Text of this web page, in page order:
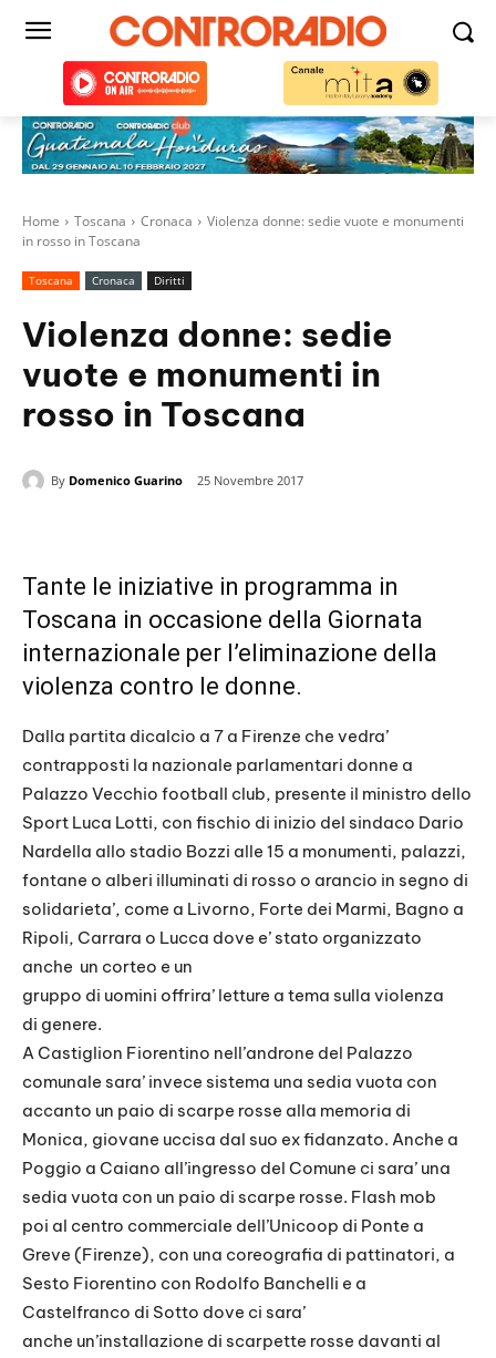
Home Toscana Cronaca
Violenza donne: sedie vuote e monumenti
in rosso in Toscana
Toscana Cronaca Diritti
Violenza donne: sedie
vuote e monumenti in
rosso in Toscana
By Domenico Guarino 25 Novembre 2017
Tante le iniziative in programma in
Toscana in occasione della Giornata
internazionale per l’eliminazione della
violenza contro le donne.
Dalla partita dicalcio a 7 a Firenze che vedra’
contrapposti la nazionale parlamentari donne a
Palazzo Vecchio football club, presente il ministro dello
Sport Luca Lotti, con fischio di inizio del sindaco Dario
Nardella allo stadio Bozzi alle 15 a monumenti, palazzi,
fontane o alberi illuminati di rosso o arancio in segno di
solidarieta’, come a Livorno, Forte dei Marmi, Bagno a
Ripoli, Carrara o Lucca dove e’ stato organizzato
anche un corteo e un
gruppo di uomini offrira’ letture a tema sulla violenza
di genere.
A Castiglion Fiorentino nell’androne del Palazzo
comunale sara’ invece sistema una sedia vuota con
accanto un paio di scarpe rosse alla memoria di
Monica, giovane uccisa dal suo ex fidanzato. Anche a
Poggio a Caiano all’ingresso del Comune ci sara’ una
sedia vuota con un paio di scarpe rosse. Flash mob
poi al centro commerciale dell’Unicoop di Ponte a
Greve (Firenze), con una coreografia di pattinatori, a
Sesto Fiorentino con Rodolfo Banchelli e a
Castelfranco di Sotto dove ci sara’
anche un’installazione di scarpette rosse davanti al